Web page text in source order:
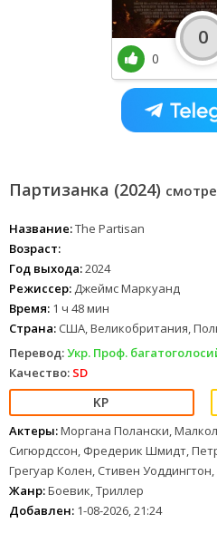
Партизанка (2024)
Название:The Partisan
Возраст:
Год выхода:2024
Режиссер: Джеймс Маркуанд
Время: 1 ч 48 мин
Страна: США, Великобритания,
Перевод:Укр. Проф.
Качество: SD
Актеры:Моргана Полански,
Сигюрдссон, Фредерик Шмидт,
Грегуар Колен, Стивен
Жанр:Боевик, Триллер
Добавлен: 1-08-2026, 21:24
0
0